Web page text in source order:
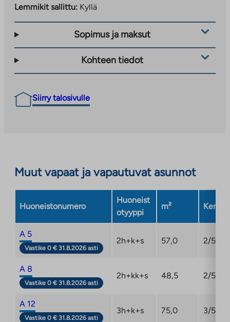
Lemmikit sallittu: Kyllä
Sopimus ja maksut
Kohteen tiedot
Siirry talosivulle
Muut vapaat ja vapautuvat asunnot
Huoneistonumero
Huoneist
otyyppi
m² Kerros
A 5
Vastike 0 € 31.8.2026 asti
2h+k+s 57,0 2/5
A 8
Vastike 0 € 31.8.2026 asti
2h+kk+s 48,5 2/5
A 12
Vastike 0 € 31.8.2026 asti
3h+k+s 75,0 3/5